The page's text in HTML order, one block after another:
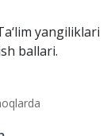
yangiliklari
ballari.